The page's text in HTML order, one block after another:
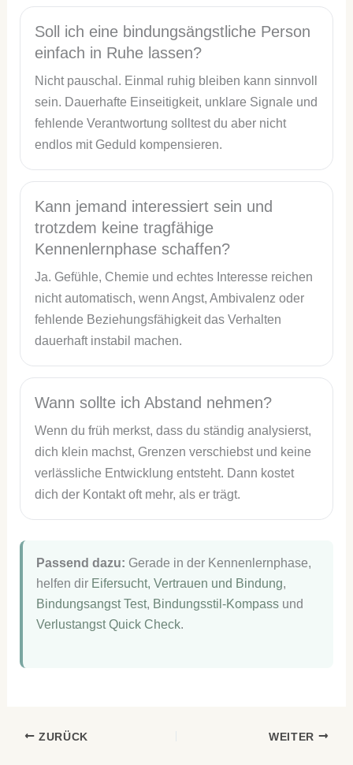
Soll ich eine bindungsängstliche Person
einfach in Ruhe lassen?
Nicht pauschal. Einmal ruhig bleiben kann sinnvoll
sein. Dauerhafte Einseitigkeit, unklare Signale und
fehlende Verantwortung solltest du aber nicht
endlos mit Geduld kompensieren.
Kann jemand interessiert sein und
trotzdem keine tragfähige
Kennenlernphase schaffen?
Ja. Gefühle, Chemie und echtes Interesse reichen
nicht automatisch, wenn Angst, Ambivalenz oder
fehlende Beziehungsfähigkeit das Verhalten
dauerhaft instabil machen.
Wann sollte ich Abstand nehmen?
Wenn du früh merkst, dass du ständig analysierst,
dich klein machst, Grenzen verschiebst und keine
verlässliche Entwicklung entsteht. Dann kostet
dich der Kontakt oft mehr, als er trägt.
Passend dazu: Gerade in der Kennenlernphase,
helfen dir Eifersucht, Vertrauen und Bindung,
Bindungsangst Test, Bindungsstil-Kompass und
Verlustangst Quick Check.
ZURÜCK WEITER